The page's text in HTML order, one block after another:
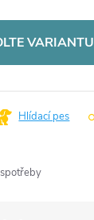
VARIANTU
Hlídací pes